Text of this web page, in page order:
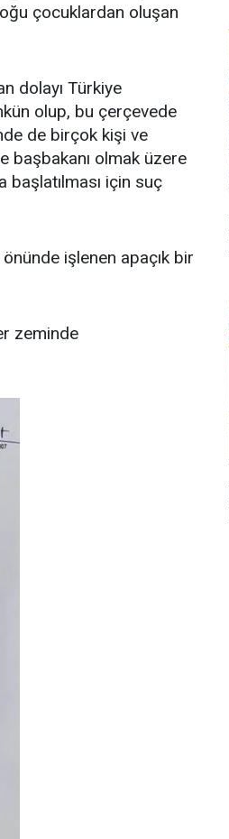
çocuklardan oluşan
dolayı Türkiye
olup, bu çerçevede
de birçok kişi ve
başbakanı olmak üzere
başlatılması için suç
işlenen apaçık bir
zeminde